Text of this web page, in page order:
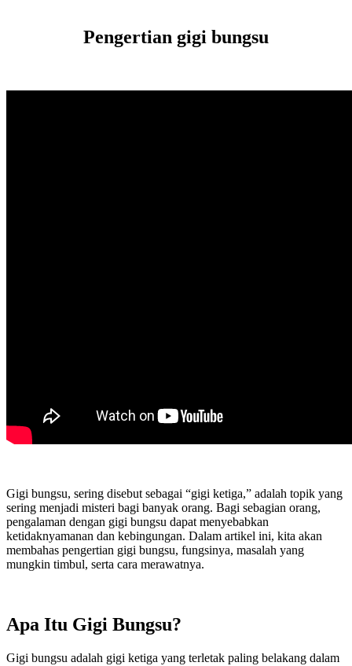
Pengertian gigi bungsu
Gigi bungsu, sering disebut sebagai “gigi ketiga,” adalah topik yang
sering menjadi misteri bagi banyak orang. Bagi sebagian orang,
pengalaman dengan gigi bungsu dapat menyebabkan
ketidaknyamanan dan kebingungan. Dalam artikel ini, kita akan
membahas pengertian gigi bungsu, fungsinya, masalah yang
mungkin timbul, serta cara merawatnya.
Apa Itu Gigi Bungsu?
Gigi bungsu adalah gigi ketiga yang terletak paling belakang dalam